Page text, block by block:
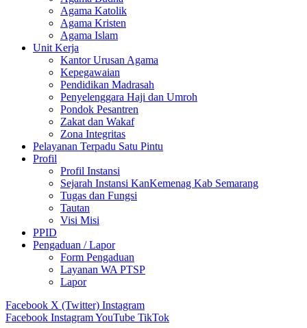
Agama Katolik
Agama Kristen
Agama Islam
Unit Kerja
Kantor Urusan Agama
Kepegawaian
Pendidikan Madrasah
Penyelenggara Haji dan Umroh
Pondok Pesantren
Zakat dan Wakaf
Zona Integritas
Pelayanan Terpadu Satu Pintu
Profil
Profil Instansi
Sejarah Instansi KanKemenag Kab Semarang
Tugas dan Fungsi
Tautan
Visi Misi
PPID
Pengaduan / Lapor
Form Pengaduan
Layanan WA PTSP
Lapor
Facebook X (Twitter) Instagram
Facebook InstagramYouTube TikTok